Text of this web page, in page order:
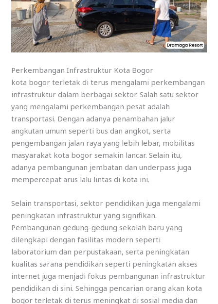
Perkembangan Infrastruktur Kota Bogor
kota bogor terletak di terus mengalami perkembangan
infrastruktur dalam berbagai sektor. Salah satu sektor
yang mengalami perkembangan pesat adalah
transportasi. Dengan adanya penambahan jalur
angkutan umum seperti bus dan angkot, serta
pengembangan jalan raya yang lebih lebar, mobilitas
masyarakat kota bogor semakin lancar. Selain itu,
adanya pembangunan jembatan dan underpass juga
mempercepat arus lalu lintas di kota ini.
Selain transportasi, sektor pendidikan juga mengalami
peningkatan infrastruktur yang signifikan.
Pembangunan gedung-gedung sekolah baru yang
dilengkapi dengan fasilitas modern seperti
laboratorium dan perpustakaan, serta peningkatan
kualitas sarana pendidikan seperti peningkatan akses
internet juga menjadi fokus pembangunan infrastruktur
pendidikan di sini. Sehingga pencarian orang akan kota
bogor terletak di terus meningkat di sosial media dan